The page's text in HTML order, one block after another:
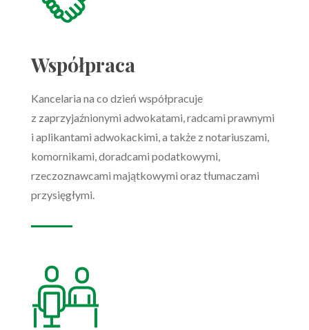
Współpraca
Kancelaria na co dzień współpracuje
z zaprzyjaźnionymi adwokatami, radcami prawnymi
i aplikantami adwokackimi, a także z notariuszami,
komornikami, doradcami podatkowymi,
rzeczoznawcami majątkowymi oraz tłumaczami
przysięgłymi.